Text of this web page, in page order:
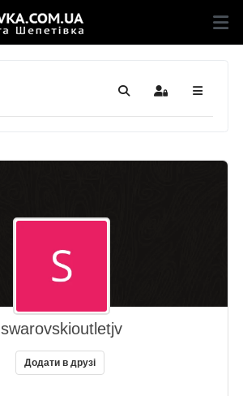
ПошукSign In
swarovskioutletjv
Додати в друзі